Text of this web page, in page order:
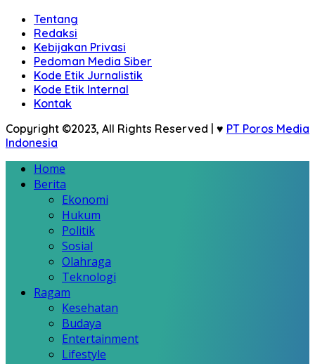
Tentang
Redaksi
Kebijakan Privasi
Pedoman Media Siber
Kode Etik Jurnalistik
Kode Etik Internal
Kontak
Copyright ©2023, All Rights Reserved | ♥ PT Poros Media
Indonesia
Home
Berita
Ekonomi
Hukum
Politik
Sosial
Olahraga
Teknologi
Ragam
Kesehatan
Budaya
Entertainment
Lifestyle